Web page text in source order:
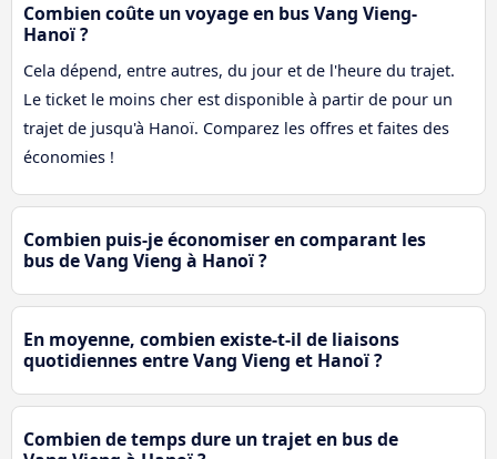
Combien coûte un voyage en bus Vang Vieng-
Hanoï ?
Cela dépend, entre autres, du jour et de l'heure du trajet.
Le ticket le moins cher est disponible à partir de pour un
trajet de jusqu'à Hanoï. Comparez les offres et faites des
économies !
Combien puis-je économiser en comparant les
bus de Vang Vieng à Hanoï ?
En moyenne, combien existe-t-il de liaisons
quotidiennes entre Vang Vieng et Hanoï ?
Combien de temps dure un trajet en bus de